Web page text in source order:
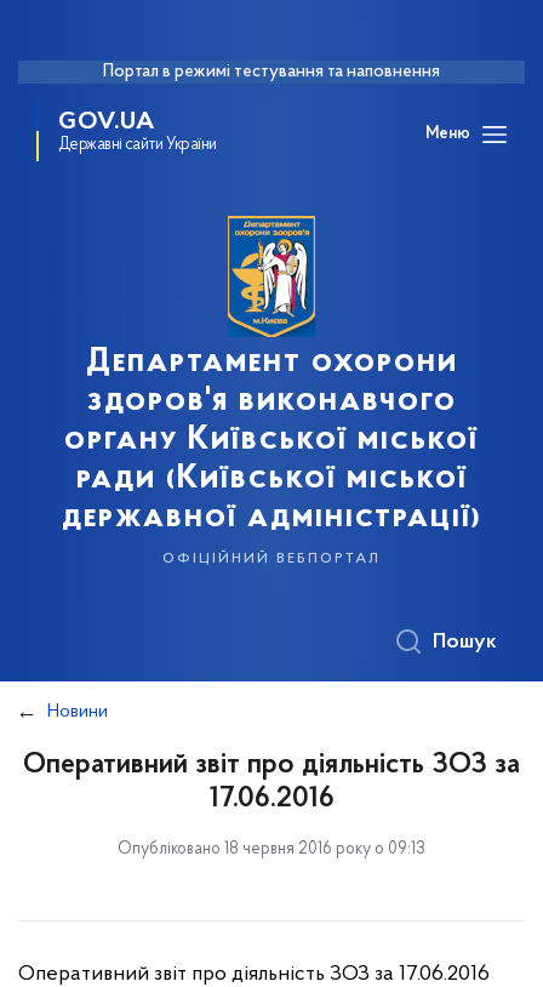
Портал в режимі тестування та наповнення
GOV.UA
Державні сайти України
Меню
Департамент охорони
здоров'я виконавчого
органу Київської міської
ради (Київської міської
державної адміністрації)
офіційний вебпортал
Пошук
Новини
Оперативний звіт про діяльність ЗОЗ за
17.06.2016
Опубліковано 18 червня 2016 року о 09:13
Оперативний звіт про діяльність ЗОЗ за 17.06.2016